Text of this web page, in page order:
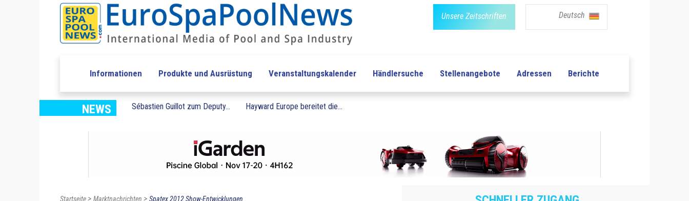
Unsere Zeitschriften Deutsch
Informationen Produkte und Ausrüstung Veranstaltungskalender Händlersuche Stellenangebote Adressen Berichte
NEWS Sébastien Guillot zum Deputy... Hayward Europe bereitet die...
Startseite> Marktnachrichten > Spatex 2012 Show-Entwicklungen